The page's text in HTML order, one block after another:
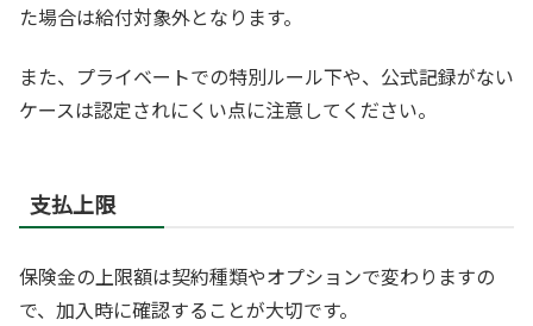
た場合は給付対象外となります。
また、プライベートでの特別ルール下や、公式記録がない
ケースは認定されにくい点に注意してください。
支払上限
保険金の上限額は契約種類やオプションで変わりますの
で、加入時に確認することが大切です。